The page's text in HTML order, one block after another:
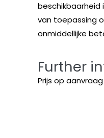
van toepassing
onmiddellijke
Further
Prijs op aanvraag